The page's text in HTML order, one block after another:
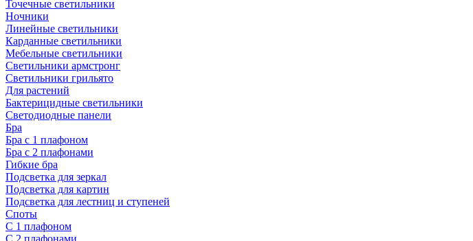
Точечные светильники
Ночники
Линейные светильники
Карданные светильники
Мебельные светильники
Светильники армстронг
Светильники грильято
Для растений
Бактерицидные светильники
Светодиодные панели
Бра
Бра с 1 плафоном
Бра с 2 плафонами
Гибкие бра
Подсветка для зеркал
Подсветка для картин
Подсветка для лестниц и ступеней
Споты
С 1 плафоном
С 2 плафонами